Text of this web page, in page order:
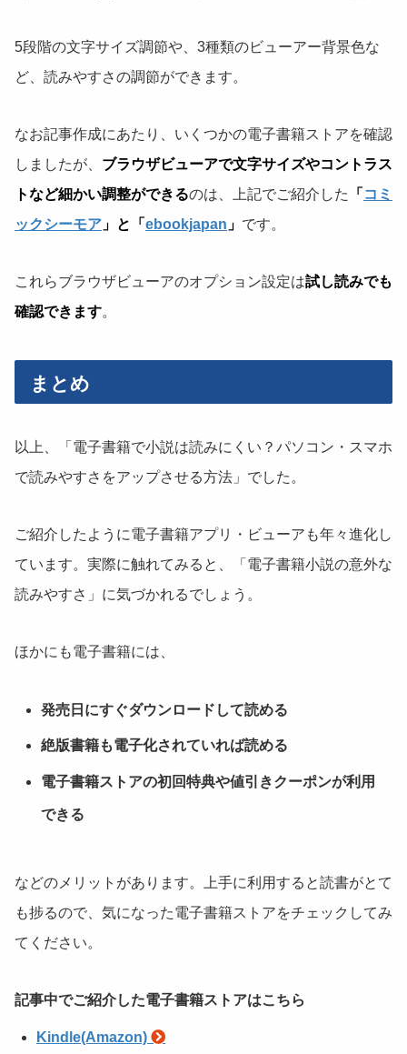
5段階の文字サイズ調節や、3種類のビューアー背景色な
ど、読みやすさの調節ができます。
なお記事作成にあたり、いくつかの電子書籍ストアを確認
しましたが、 ブラウザビューアで文字サイズやコントラス
トなど細かい調整ができるのは、上記でご紹介した 「 コミ
ックシーモア 」と「 ebookjapan 」 です。
これらブラウザビューアのオプション設定は試し読みでも
確認できます。
まとめ
以上、「電子書籍で小説は読みにくい？パソコン・スマホ
で読みやすさをアップさせる方法」でした。
ご紹介したように電子書籍アプリ・ビューアも年々進化し
ています。実際に触れてみると、「電子書籍小説の意外な
読みやすさ」に気づかれるでしょう。
ほかにも電子書籍には、
発売日にすぐダウンロードして読める
絶版書籍も電子化されていれば読める
電子書籍ストアの初回特典や値引きクーポンが利用
できる
などのメリットがあります。上手に利用すると読書がとて
も捗るので、気になった電子書籍ストアをチェックしてみ
てください。
記事中でご紹介した電子書籍ストアはこちら
Kindle(Amazon)